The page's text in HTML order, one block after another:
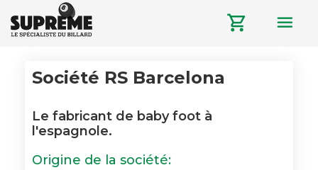
shopping_cart menu
Société RS Barcelona
Le fabricant de baby foot à
l'espagnole.
Origine de la société: